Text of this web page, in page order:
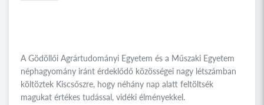
A Gödöllői Agrártudományi Egyetem és a Műszaki Egyetem
néphagyomány iránt érdeklődő közösségei nagy létszámban
költöztek Kiscsőszre, hogy néhány nap alatt feltöltsék
magukat értékes tudással, vidéki élményekkel.